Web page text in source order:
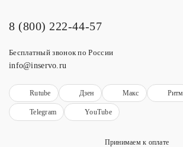
8 (800) 222-44-57
Бесплатный звонок по России
info@inservo.ru
Rutube Дзен Макс Ритм
Telegram YouTube
Принимаем к оплате